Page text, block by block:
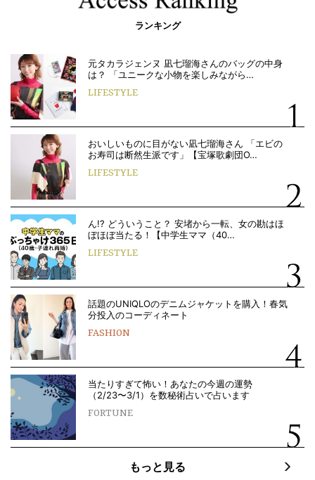
ランキング
元タカラジェンヌ 凪七瑠海さんのバッグの中身
は？ 「ユニークな小物を楽しみながら…
LIFESTYLE
おいしいものに目がない凪七瑠海さん 「エビの
お寿司は断然生派です」【宝塚歌劇団O…
LIFESTYLE
ん!? どういうこと？ 安堵から一転、女の勘はほ
ぼほぼ当たる！【中学生ママ（40…
LIFESTYLE
話題のUNIQLOのデニムジャケットを購入！春気
分投入のコーディネート
FASHION
当たりすぎて怖い！あなたの今週の運勢
（2/23〜3/1）を数秘術占いで占います
FORTUNE
もっと見る